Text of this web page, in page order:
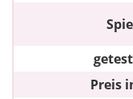
Preis